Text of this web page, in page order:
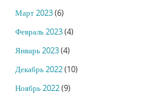
Март 2023(6)
Февраль 2023(4)
Январь 2023(4)
Декабрь 2022(10)
Ноябрь 2022(9)